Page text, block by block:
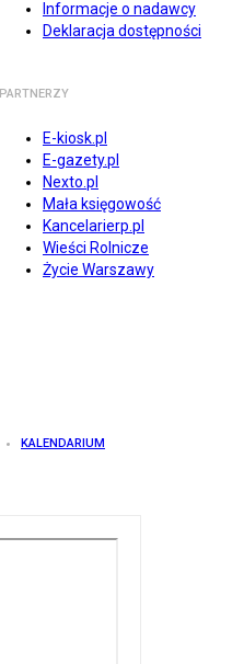
Informacje o nadawcy
Deklaracja dostępności
PARTNERZY
E-kiosk.pl
E-gazety.pl
Nexto.pl
Mała księgowość
Kancelarierp.pl
Wieści Rolnicze
Życie Warszawy
KALENDARIUM